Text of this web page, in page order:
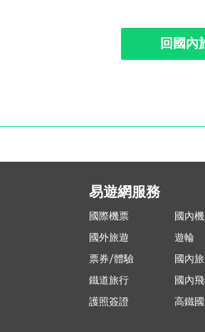
回國內
易遊網服務
國際機票 國內
國外旅遊
遊輪
票券/體驗
國內
鐵道旅行
國內
護照簽證
高鐵